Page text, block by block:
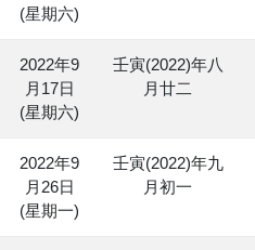
(星期六)
2022年9
月17日
(星期六)
壬寅(2022)年八
月廿二
2022年9
月26日
(星期一)
壬寅(2022)年九
月初一